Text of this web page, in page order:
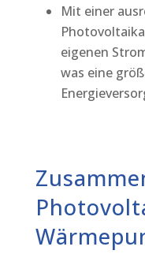
Mit einer
eigenen
was eine